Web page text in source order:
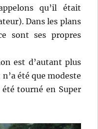
qu’il était
Dans les plans
sont ses propres
est d’autant plus
été que modeste
tourné en Super